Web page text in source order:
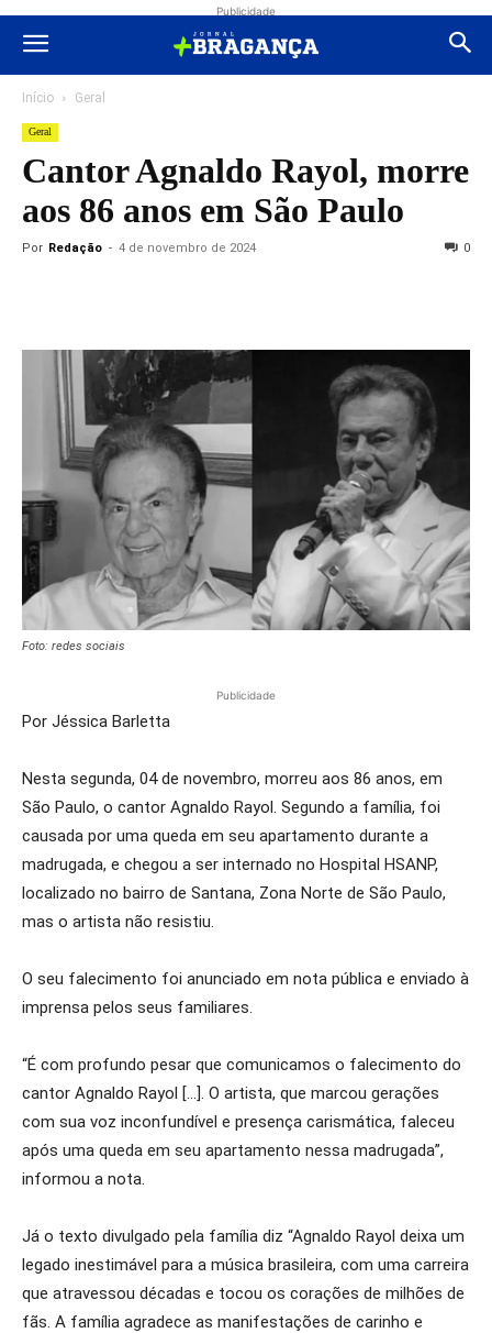
Publicidade
Início Geral
Geral
Cantor Agnaldo Rayol, morre
aos 86 anos em São Paulo
Por Redação - 4 de novembro de 2024 0
Foto: redes sociais
Publicidade
Por Jéssica Barletta
Nesta segunda, 04 de novembro, morreu aos 86 anos, em
São Paulo, o cantor Agnaldo Rayol. Segundo a família, foi
causada por uma queda em seu apartamento durante a
madrugada, e chegou a ser internado no Hospital HSANP,
localizado no bairro de Santana, Zona Norte de São Paulo,
mas o artista não resistiu.
O seu falecimento foi anunciado em nota pública e enviado à
imprensa pelos seus familiares.
“É com profundo pesar que comunicamos o falecimento do
cantor Agnaldo Rayol […]. O artista, que marcou gerações
com sua voz inconfundível e presença carismática, faleceu
após uma queda em seu apartamento nessa madrugada”,
informou a nota.
Já o texto divulgado pela família diz “Agnaldo Rayol deixa um
legado inestimável para a música brasileira, com uma carreira
que atravessou décadas e tocou os corações de milhões de
fãs. A família agradece as manifestações de carinho e